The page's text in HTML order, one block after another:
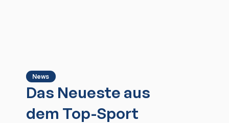
News
Das Neueste aus
dem Top-Sport